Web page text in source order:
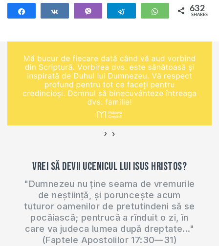
Telegram WhatsApp
632
SHARES
‹ ›
Vrei să devii ucenicul lui Isus Hristos?
"Dumnezeu nu ține seama de vremurile
de neștiință, și poruncește acum
tuturor oamenilor de pretutindeni să se
pocăiască; pentrucă a rînduit o zi, în
care va judeca lumea după dreptate..."
(Faptele Apostolilor 17:30—31)